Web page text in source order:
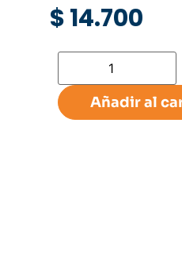
$14.700
Añadir al